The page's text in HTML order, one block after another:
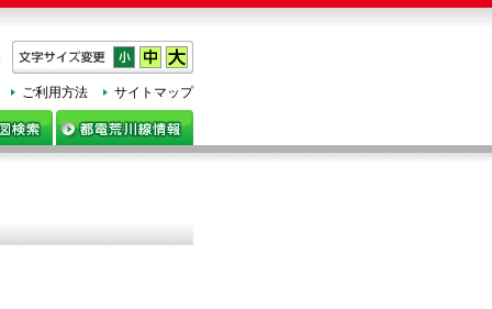
サイトマップ
ご利用方法